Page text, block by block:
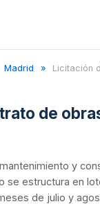
Madrid Licitación
de
y
se estructura en
de julio y